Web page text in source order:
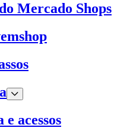
Mercado Shops
e acessos